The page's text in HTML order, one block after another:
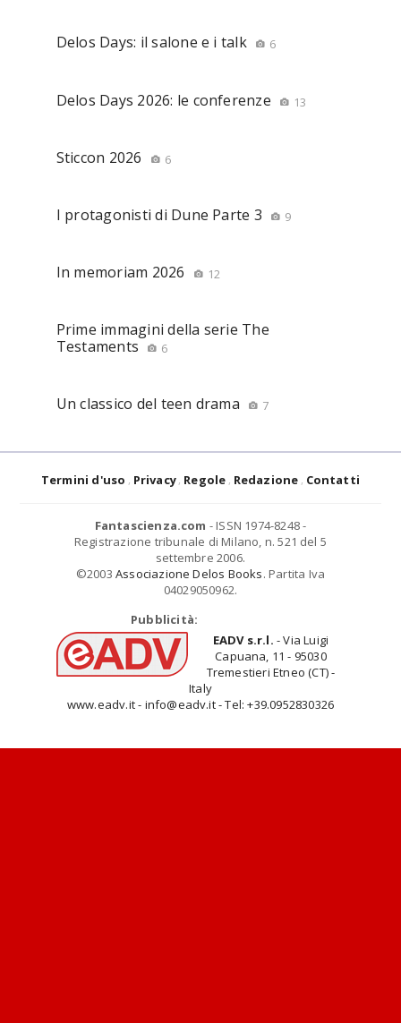
Delos Days: il salone e i talk 6
Delos Days 2026: le conferenze 13
Sticcon 2026 6
I protagonisti di Dune Parte 3 9
In memoriam 2026 12
Prime immagini della serie The
Testaments
6
Un classico del teen drama 7
Termini d'uso Privacy Regole Redazione Contatti
Fantascienza.com - ISSN 1974-8248 -
Registrazione tribunale di Milano, n. 521 del 5
settembre 2006.
©2003 Associazione Delos Books. Partita Iva
04029050962.
Pubblicità:
EADV s.r.l. - Via Luigi
Capuana, 11 - 95030
Tremestieri Etneo (CT) -
Italy
www.eadv.it - info@eadv.it - Tel: +39.0952830326